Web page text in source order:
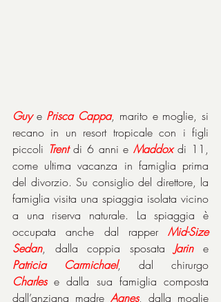
Guy e Prisca Cappa, marito e moglie, si
recano in un resort tropicale con i figli
piccoli Trent di 6 anni e Maddox di 11,
come ultima vacanza in famiglia prima
del divorzio. Su consiglio del direttore, la
famiglia visita una spiaggia isolata vicino
a una riserva naturale. La spiaggia è
occupata anche dal rapper Mid-Size
Sedan, dalla coppia sposata Jarin
Patricia
Carmichael
Charles e dalla sua famiglia composta
dall’anziana madre Agnes